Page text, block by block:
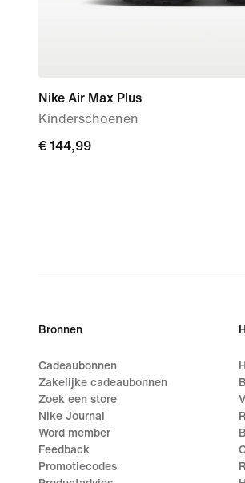
Nike Air Max Plus
Kinderschoenen
€ 144,99
€ 144,99
Bronnen
Cadeaubonnen
Zakelijke cadeaubonnen
Zoek een store
Nike Journal
Word member
Feedback
Promotiecodes